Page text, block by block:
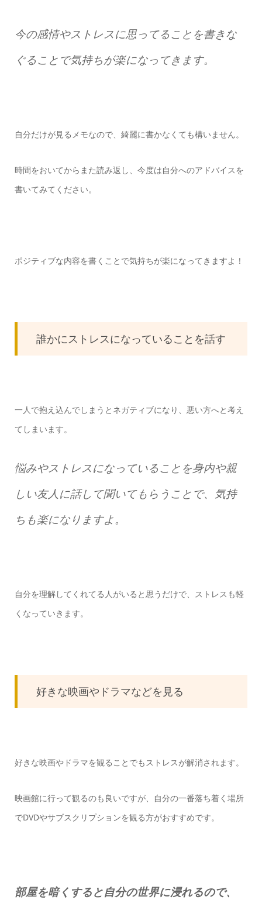
今の感情やストレスに思ってることを書きな
ぐることで気持ちが楽になってきます。
自分だけが見るメモなので、綺麗に書かなくても構いません。
時間をおいてからまた読み返し、今度は自分へのアドバイスを
書いてみてください。
ポジティブな内容を書くことで気持ちが楽になってきますよ！
誰かにストレスになっていることを話す
一人で抱え込んでしまうとネガティブになり、悪い方へと考え
てしまいます。
悩みやストレスになっていることを身内や親
しい友人に話して聞いてもらうことで、気持
ちも楽になりますよ。
自分を理解してくれてる人がいると思うだけで、ストレスも軽
くなっていきます。
好きな映画やドラマなどを見る
好きな映画やドラマを観ることでもストレスが解消されます。
映画館に行って観るのも良いですが、自分の一番落ち着く場所
でDVDやサブスクリプションを観る方がおすすめです。
部屋を暗くすると自分の世界に浸れるので、